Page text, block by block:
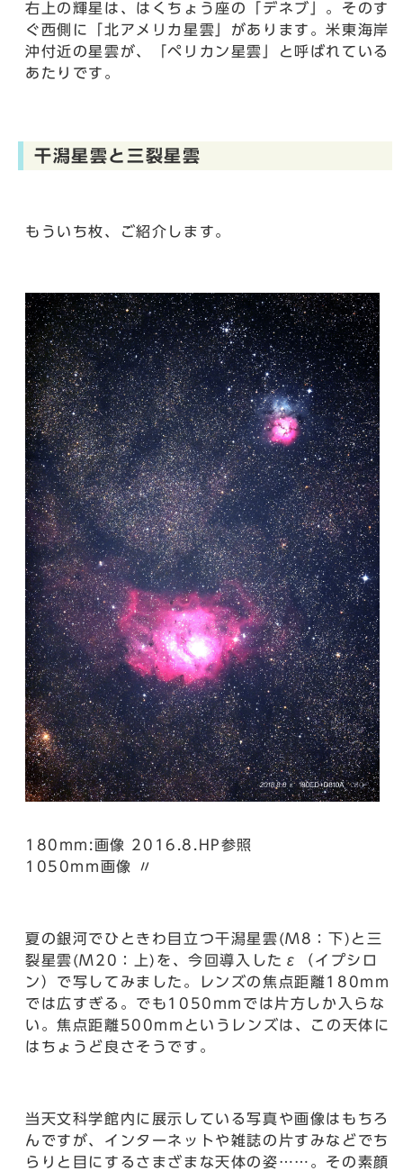
右上の輝星は、はくちょう座の「デネブ」。そのす
ぐ西側に「北アメリカ星雲」があります。米東海岸
沖付近の星雲が、「ペリカン星雲」と呼ばれている
あたりです。
干潟星雲と三裂星雲
もういち枚、ご紹介します。
180mm:画像 2016.8.HP参照
1050mm画像 〃
夏の銀河でひときわ目立つ干潟星雲(M8：下)と三
裂星雲(M20：上)を、今回導入したε（イプシロ
ン）で写してみました。レンズの焦点距離180mm
では広すぎる。でも1050mmでは片方しか入らな
い。焦点距離500mmというレンズは、この天体に
はちょうど良さそうです。
当天文科学館内に展示している写真や画像はもちろ
んですが、インターネットや雑誌の片すみなどでち
らりと目にするさまざまな天体の姿……。その素顔